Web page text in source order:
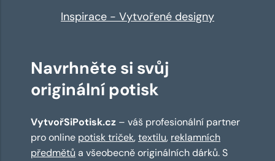
Inspirace - Vytvořené designy
Navrhněte si svůj
originální potisk
VytvořSiPotisk.cz – váš profesionální partner
pro online potisk triček,textilu, reklamních
předmětů a všeobecně originálních dárků. S